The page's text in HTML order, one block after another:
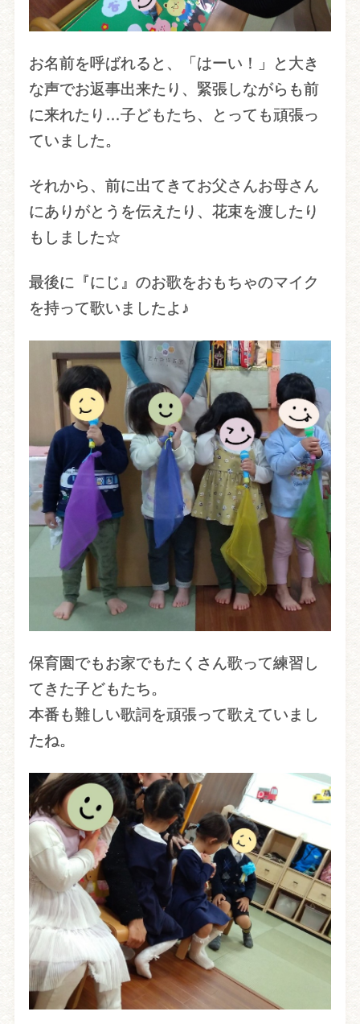
お名前を呼ばれると、「はーい！」と大き
な声でお返事出来たり、緊張しながらも前
に来れたり…子どもたち、とっても頑張っ
ていました。
それから、前に出てきてお父さんお母さん
にありがとうを伝えたり、花束を渡したり
もしました☆
最後に『にじ』のお歌をおもちゃのマイク
を持って歌いましたよ♪
保育園でもお家でもたくさん歌って練習し
てきた子どもたち。
本番も難しい歌詞を頑張って歌えていまし
たね。